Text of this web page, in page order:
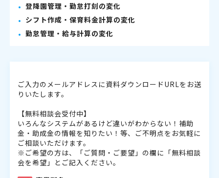
登降園管理・勤怠打刻の変化
シフト作成・保育料金計算の変化
勤怠管理・給与計算の変化
ご入力のメールアドレスに資料ダウンロードURLをお送
りいたします。
【無料相談会受付中】
いろんなシステムがあるけど違いがわからない！補助
金・助成金の情報を知りたい！等、ご不明点をお気軽に
ご相談いただけます。
※ご希望の方は、「ご質問・ご要望」の欄に「無料相談
会を希望」とご記入ください。